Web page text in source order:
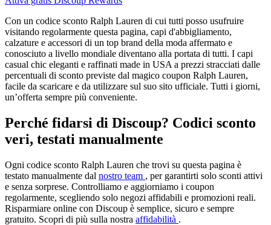
Con un codice sconto Ralph Lauren di cui tutti posso usufruire
visitando regolarmente questa pagina, capi d'abbigliamento,
calzature e accessori di un top brand della moda affermato e
conosciuto a livello mondiale diventano alla portata di tutti. I capi
casual chic eleganti e raffinati made in USA a prezzi stracciati dalle
percentuali di sconto previste dal magico coupon Ralph Lauren,
facile da scaricare e da utilizzare sul suo sito ufficiale. Tutti i giorni,
un’offerta sempre più conveniente.
Perché fidarsi di Discoup? Codici sconto
veri, testati manualmente
Ogni codice sconto Ralph Lauren che trovi su questa pagina è
testato manualmente dal nostro team , per garantirti solo sconti attivi
e senza sorprese. Controlliamo e aggiorniamo i coupon
regolarmente, scegliendo solo negozi affidabili e promozioni reali.
Risparmiare online con Discoup è semplice, sicuro e sempre
gratuito. Scopri di più sulla nostra affidabilità .